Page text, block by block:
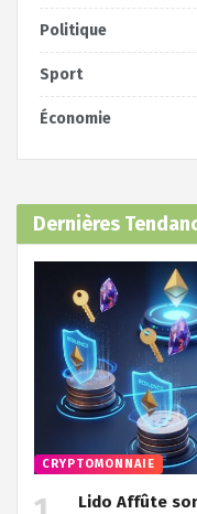
Politique
Sport
Économie
Dernières
CRYPTOMONNAIE
Lido Affûte